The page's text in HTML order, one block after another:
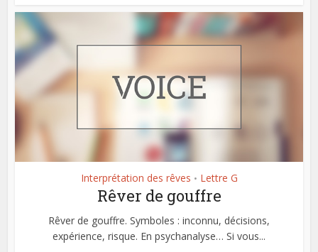
Interprétation des rêves • Lettre G
Rêver de gouffre
Rêver de gouffre. Symboles : inconnu, décisions,
expérience, risque. En psychanalyse… Si vous...